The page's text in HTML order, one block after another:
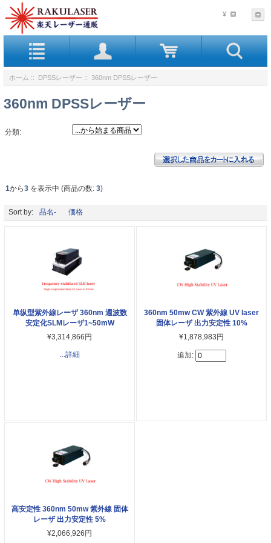
¥
ホーム :: DPSSレーザー :: 360nm DPSSレーザー
360nm DPSSレーザー
分類:
1から3 を表示中 (商品の数: 3)
Sort by: 品名- 価格
单纵型紫外線レーザ 360nm 週波数
安定化SLMレーザ1~50mW
¥3,314,866円
...詳細
360nm 50mw CW 紫外線 UV laser
固体レーザ 出力安定性 10%
¥1,878,983円
追加:
高安定性 360nm 50mw 紫外線 固体
レーザ 出力安定性 5%
¥2,066,926円